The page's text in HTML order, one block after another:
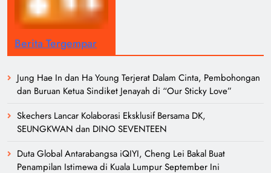
Berita Tergempar
Jung Hae In dan Ha Young Terjerat Dalam Cinta, Pembohongan
dan Buruan Ketua Sindiket Jenayah di “Our Sticky Love”
Skechers Lancar Kolaborasi Eksklusif Bersama DK,
SEUNGKWAN dan DINO SEVENTEEN
Duta Global Antarabangsa iQIYI, Cheng Lei Bakal Buat
Penampilan Istimewa di Kuala Lumpur September Ini